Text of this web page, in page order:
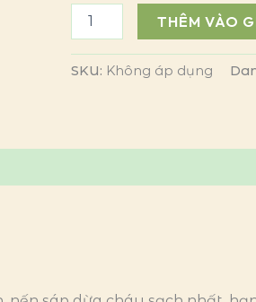
THÊM VÀO
SKU: Không áp dụng